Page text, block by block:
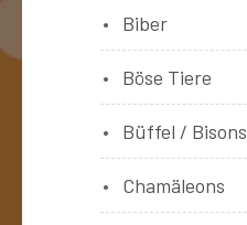
Biber
Böse Tiere
Büffel / Bisons
Chamäleons